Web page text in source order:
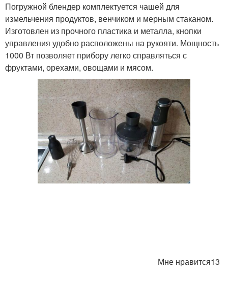
Погружной блендер комплектуется чашей для
измельчения продуктов, венчиком и мерным стаканом.
Изготовлен из прочного пластика и металла, кнопки
управления удобно расположены на рукояти. Мощность
1000 Вт позволяет прибору легко справляться с
фруктами, орехами, овощами и мясом.
Мне нравится13